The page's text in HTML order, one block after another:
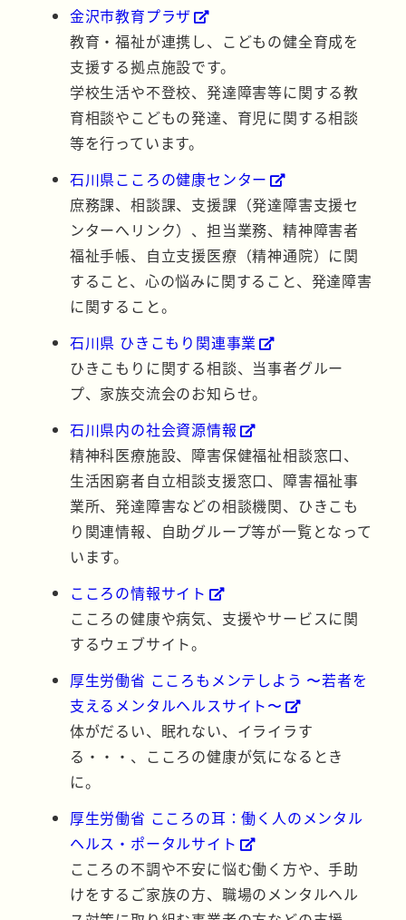
金沢市教育プラザ
教育・福祉が連携し、こどもの健全育成を
支援する拠点施設です。
学校生活や不登校、発達障害等に関する教
育相談やこどもの発達、育児に関する相談
等を行っています。
石川県こころの健康センター
庶務課、相談課、支援課（発達障害支援セ
ンターへリンク）、担当業務、精神障害者
福祉手帳、自立支援医療（精神通院）に関
すること、心の悩みに関すること、発達障害
に関すること。
石川県 ひきこもり関連事業
ひきこもりに関する相談、当事者グルー
プ、家族交流会のお知らせ。
石川県内の社会資源情報
精神科医療施設、障害保健福祉相談窓口、
生活困窮者自立相談支援窓口、障害福祉事
業所、発達障害などの相談機関、ひきこも
り関連情報、自助グループ等が一覧となって
います。
こころの情報サイト
こころの健康や病気、支援やサービスに関
するウェブサイト。
厚生労働省 こころもメンテしよう 〜若者を
支えるメンタルヘルスサイト〜
体がだるい、眠れない、イライラす
る・・・、こころの健康が気になるとき
に。
厚生労働省 こころの耳：働く人のメンタル
ヘルス・ポータルサイト
こころの不調や不安に悩む働く方や、手助
けをするご家族の方、職場のメンタルヘル